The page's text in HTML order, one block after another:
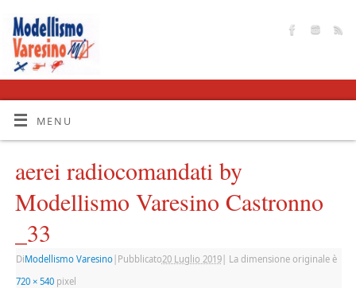
MENU
aerei radiocomandati by
Modellismo Varesino Castronno
_33
DiModellismo Varesino| Pubblicato20 Luglio 2019|
La dimensione originale è
720 × 540pixel